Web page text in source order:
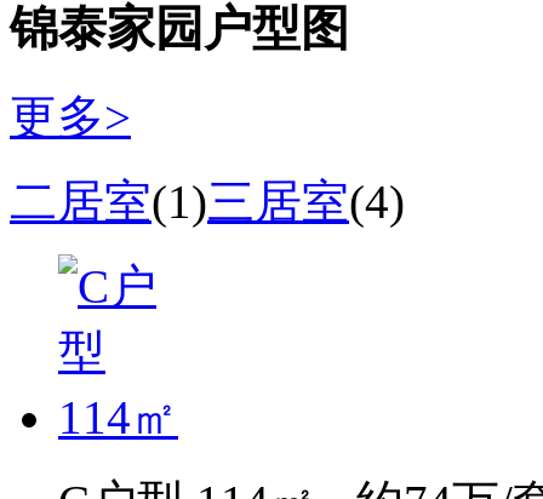
锦泰家园户型图
更多>
二居室(1)三居室(4)